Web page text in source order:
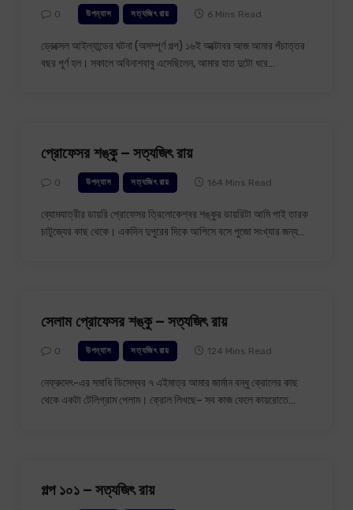
0 উপন্যাস সত্যজিৎ রায় 6 Mins Read
ড্রেক্সেল আইল্যান্ডের ঘটনা (অসম্পূর্ণ গল্প) ১৬ই অক্টোবর আজ আমার পঁচাত্তর
বছর পূর্ণ হল। সকালে অবিনাশবাবু এসেছিলেন, আমার হাত দুটো ধরে…
প্রোফেসর শঙ্কু – সত্যজিৎ রায়
0 উপন্যাস সত্যজিৎ রায় 164 Mins Read
ব্যোমযাত্রীর ডায়রি প্রোফেসর ত্রিলোকেশ্বর শঙ্কুর ডায়রিটা আমি পাই তারক
চাটুজ্যের কাছ থেকে। একদিন দুপুরের দিকে আপিসে বসে পুজো সংখ্যার জন্য…
সেলাম প্রোফেসর শঙ্কু – সত্যজিৎ রায়
0 উপন্যাস সত্যজিৎ রায় 124 Mins Read
নেফ্রুদেৎ-এর সমাধি ডিসেম্বর ৭ এইমাত্র আমার জার্মান বন্ধু ক্রোলের কাছ
থেকে একটা টেলিগ্রাম পেলাম। ক্রোল লিখছে– সব কাজ ফেলে কায়রোতে…
গল্প ১০১ – সত্যজিৎ রায়